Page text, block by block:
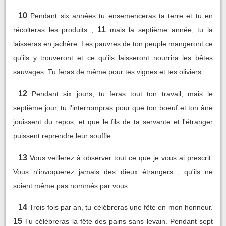
10 Pendant six années tu ensemenceras ta terre et tu en
récolteras les produits ;
11 mais la septième année, tu la
laisseras en jachère. Les pauvres de ton peuple mangeront ce
qu'ils y trouveront et ce qu'ils laisseront nourrira les bêtes
sauvages. Tu feras de même pour tes vignes et tes oliviers.
12
Pendant six jours, tu feras tout ton travail, mais le
septième jour, tu l'interrompras pour que ton boeuf et ton âne
jouissent du repos, et que le fils de ta servante et l'étranger
puissent reprendre leur souffle.
13 Vous veillerez à observer tout ce que je vous ai prescrit.
Vous n'invoquerez jamais des dieux étrangers ; qu'ils ne
soient même pas nommés par vous.
14 Trois fois par an, tu célébreras une fête en mon honneur.
15 Tu célébreras la fête des pains sans levain. Pendant sept